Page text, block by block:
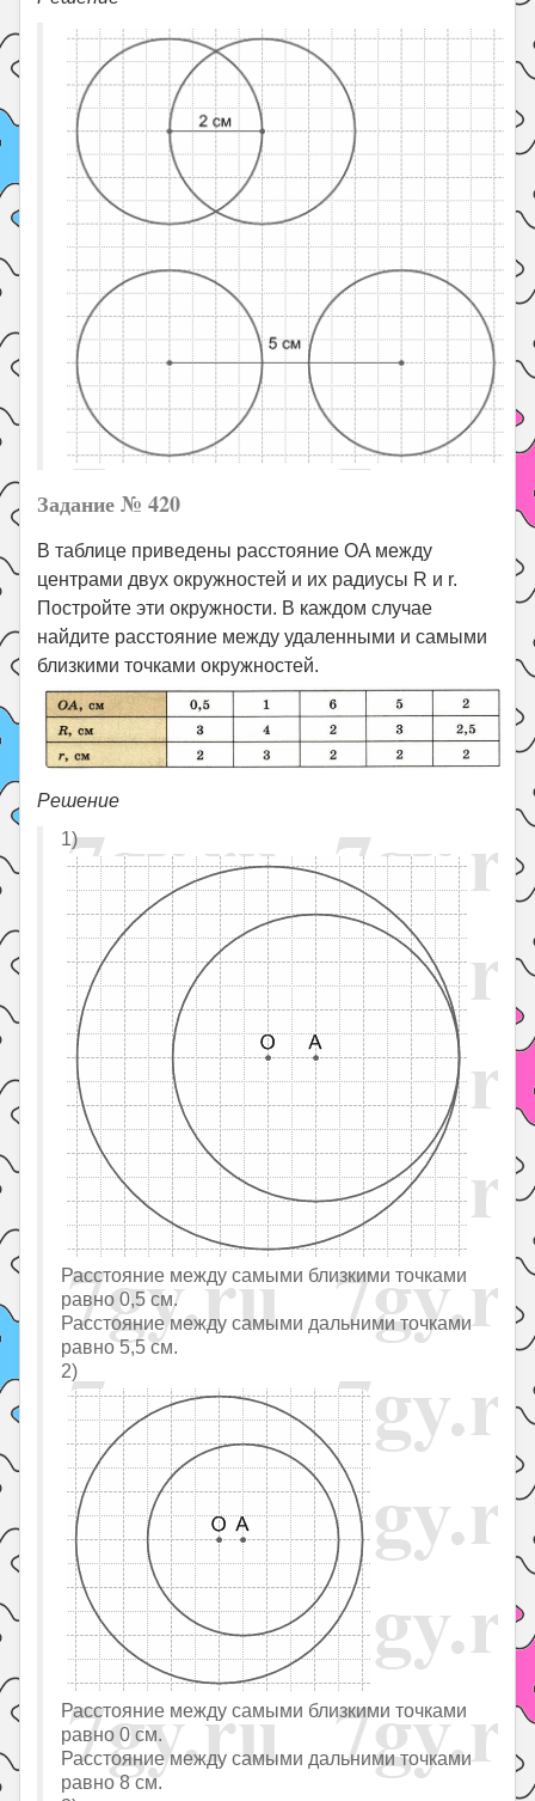
Задание № 420
В таблице приведены расстояние OA между
центрами двух окружностей и их радиусы R и r.
Постройте эти окружности. В каждом случае
найдите расстояние между удаленными и самыми
близкими точками окружностей.
Решение
1)
Расстояние между самыми близкими точками
равно 0,5 см.
Расстояние между самыми дальними точками
равно 5,5 см.
2)
Расстояние между самыми близкими точками
равно 0 см.
Расстояние между самыми дальними точками
равно 8 см.